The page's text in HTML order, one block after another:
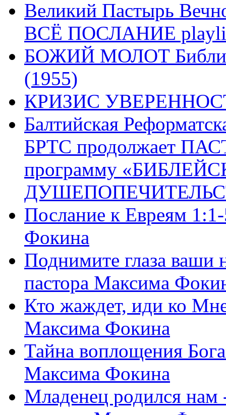
Великий Пастырь
ВСЁ ПОСЛАНИЕ
БОЖИЙ МОЛОТ Библия
(1955)
КРИЗИС
Балтийская
БРТС продолжает
программу
Послание к Евреям
Фокина
Поднимите глаза ваши
пастора Максима
Кто жаждет, иди ко
Максима Фокина
Тайна воплощения
Максима Фокина
Младенец родился